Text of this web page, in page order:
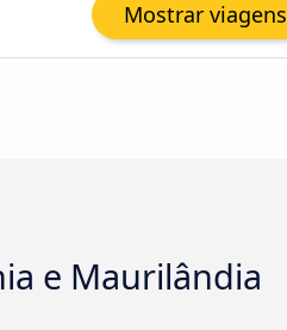
Mostrar viagens
e Maurilândia